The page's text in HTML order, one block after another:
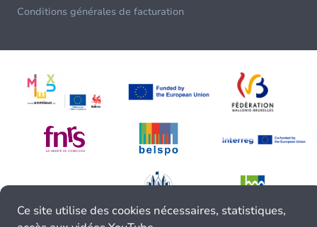
Conditions générales de facturation
Ce site utilise des cookies nécessaires, statistiques,